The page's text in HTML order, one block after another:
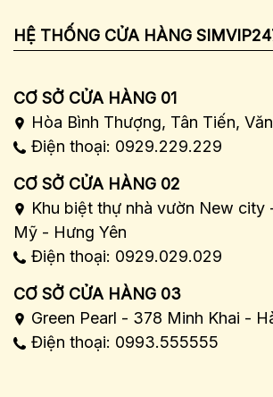
HỆ THỐNG CỬA HÀNG
CƠ SỞ CỬA HÀNG 01
Hòa Bình Thượng, Tân Tiến,
Điện thoại: 0929.229.229
CƠ SỞ CỬA HÀNG 02
Khu biệt thự nhà vườn New city
Mỹ - Hưng Yên
Điện thoại: 0929.029.029
CƠ SỞ CỬA HÀNG 03
Green Pearl - 378 Minh Khai -
Điện thoại: 0993.555555